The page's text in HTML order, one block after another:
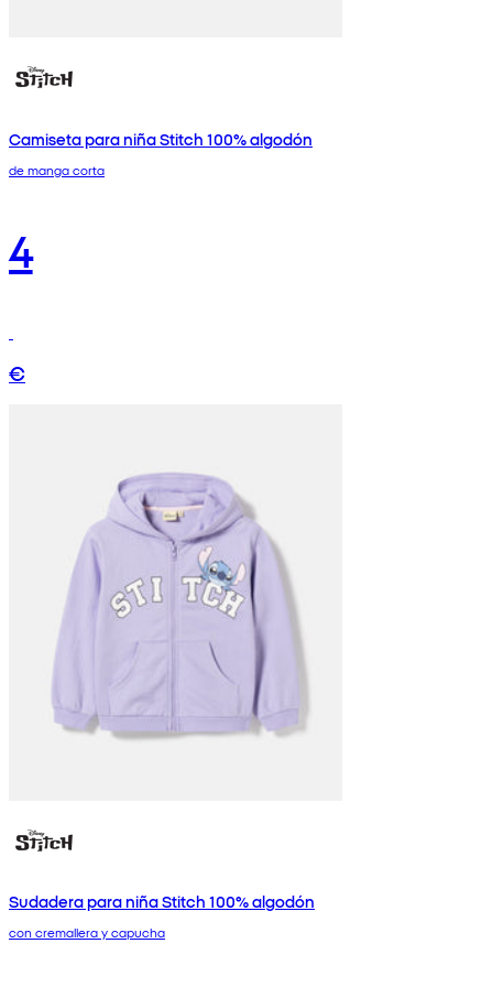
Camiseta para niña Stitch 100% algodón
de manga corta
4
€
Sudadera para niña Stitch 100% algodón
con cremallera y capucha